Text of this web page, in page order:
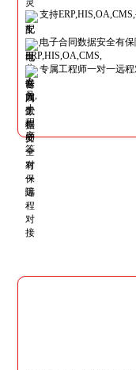
支持
电子合同数据安全有
专属工程师一对一远